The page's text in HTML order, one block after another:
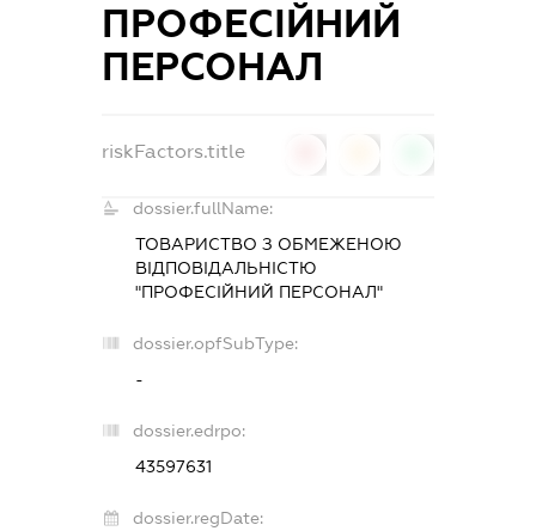
ПРОФЕСІЙНИЙ
ПЕРСОНАЛ
riskFactors.title
dossier.fullName:
ТОВАРИСТВО З ОБМЕЖЕНОЮ
ВІДПОВІДАЛЬНІСТЮ
"ПРОФЕСІЙНИЙ ПЕРСОНАЛ"
dossier.opfSubType:
-
dossier.edrpo:
43597631
dossier.regDate: